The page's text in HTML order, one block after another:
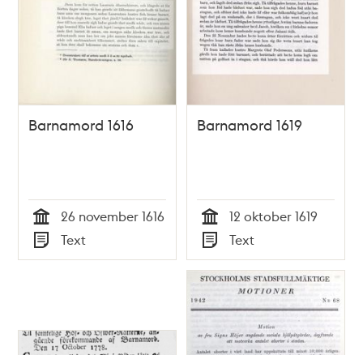
Barnamord 1616
Tid
26 november 1616
Typ
Text
Barnamord 1619
Tid
12 oktober 1619
Typ
Text